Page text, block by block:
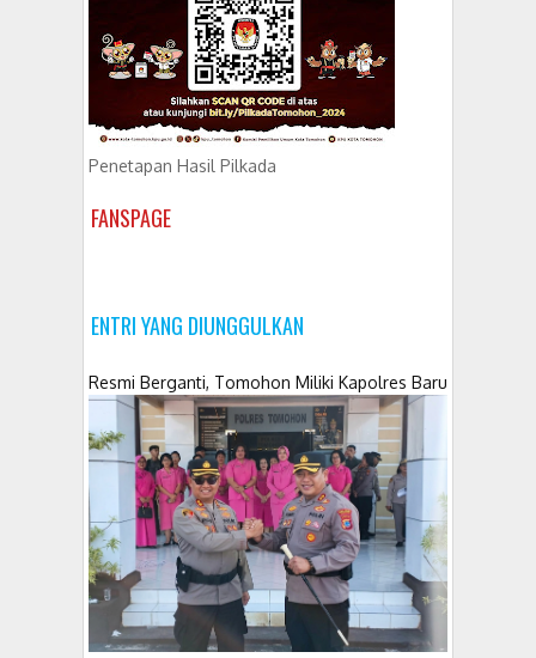
Penetapan Hasil Pilkada
FANSPAGE
ENTRI YANG DIUNGGULKAN
Resmi Berganti, Tomohon Miliki Kapolres Baru